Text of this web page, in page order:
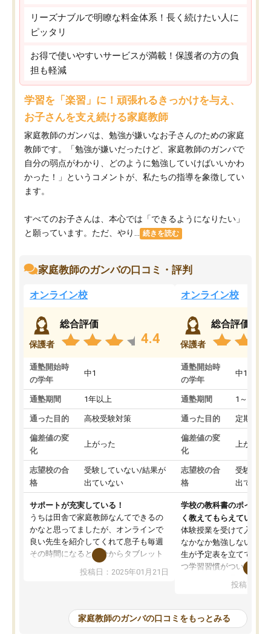
リーズナブルで明瞭な料金体系！長く続けたい人に
ピッタリ
お得で使いやすいサービスが満載！保護者の方の負
担も軽減
学習を「楽習」に！頑張れるきっかけを与え、
お子さんを支え続ける家庭教師
家庭教師のガンバは、勉強が嫌いなお子さんのための家庭
教師です。「勉強が嫌いだったけど、家庭教師のガンバで
自分の弱点がわかり、どのように勉強していけばいいかわ
かった！」というコメントが、私たちの指導を象徴してい
ます。
すべてのお子さんは、本心では「できるようになりたい」
と願っています。ただ、やり...
続きを読む
家庭教師のガンバの口コミ・評判
オンライン校
保護者
総合評価
4.4
通塾開始時
の学年
中1
通塾期間 1年以上
通った目的 高校受験対策
偏差値の変
化
上がった
志望校の合
格
受験していない/結果が
出ていない
サポートが充実している！
うちは田舎で家庭教師なんてできるの
かなと思ってましたが、オンラインで
良い先生を紹介してくれて息子も毎週
その時間になると自分からタブレット
を開いてzoomを繋げるようになりまし
た！5科目なんでもOKなのもとても気
めて1年ほどだった今では平均点以上の
科目が増えてきました！あと1年受験ま
投稿日：2025年01月21日
オンライン校
保護者
総合評価
通塾開始時
の学年
中1
通塾期間 1～3ヵ月
通った目的 定期テス
偏差値の変
化
上がった
志望校の合
格
受験して
出ていな
学校の教科書のポイント
く教えてもらえている
体験授業を受けて入塾し
なかなか勉強しない息子
生が予定表を立ててくれ
つ学習習慣がついてきま
指導が無い日も予定表
問できるのでとても助か
投稿日：
家庭教師のガンバの口コミをもっとみる